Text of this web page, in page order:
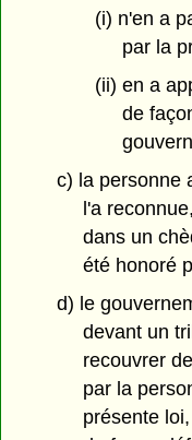
(i) n'en a
par la
(ii) en a
de
c) la personne
l'a
dans un
été honoré
d) le
devant un
recouvrer
par la
présente